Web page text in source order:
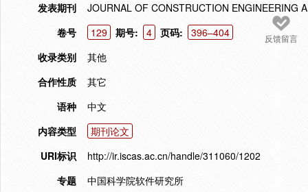
反馈留言
发表期刊
JOURNAL OF CONSTRUCTION ENGINEERING
卷号
129 期号: 4 页码:
396–404
收录类别
其他
合作性质
其它
语种
中文
内容类型
期刊论文
URI标识
http://ir.iscas.ac.cn/handle/311060/1202
专题
中国科学院软件研究所